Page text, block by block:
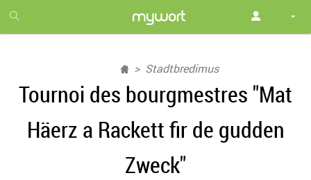
month
free
Stadtbredimus
Tournoi des bourgmestres "Mat
Häerz a Rackett fir de gudden
Zweck"